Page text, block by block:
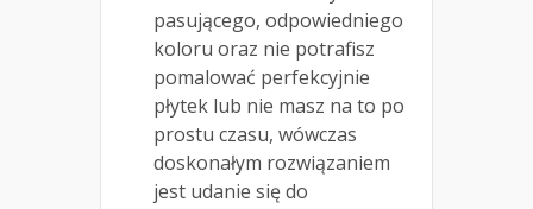
pasującego, odpowiedniego
koloru oraz nie potrafisz
pomalować perfekcyjnie
płytek lub nie masz na to po
prostu czasu, wówczas
doskonałym rozwiązaniem
jest udanie się do